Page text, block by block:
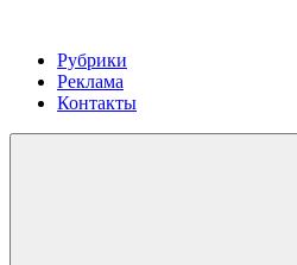
Рубрики
Реклама
Контакты